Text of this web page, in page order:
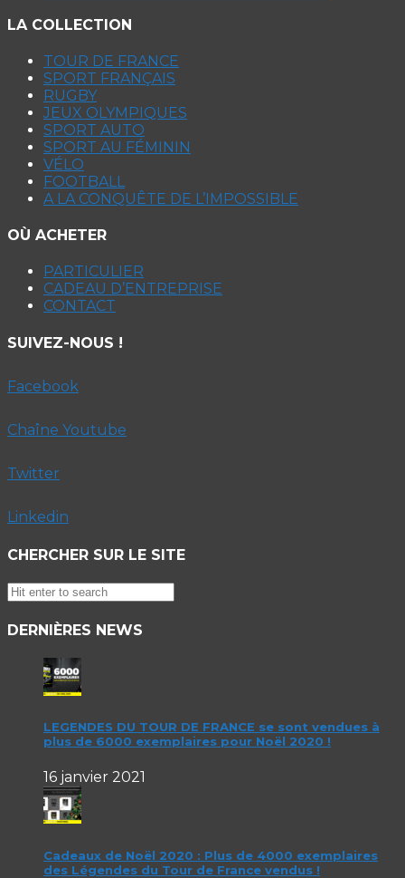
LA COLLECTION
TOUR DE FRANCE
SPORT FRANÇAIS
RUGBY
JEUX OLYMPIQUES
SPORT AUTO
SPORT AU FÉMININ
VÉLO
FOOTBALL
A LA CONQUÊTE DE L’IMPOSSIBLE
OÙ ACHETER
PARTICULIER
CADEAU D’ENTREPRISE
CONTACT
SUIVEZ-NOUS !
Facebook
Chaîne Youtube
Twitter
Linkedin
CHERCHER SUR LE SITE
DERNIÈRES NEWS
LEGENDES DU TOUR DE FRANCE se sont vendues à
plus de 6000 exemplaires pour Noël 2020 !
16 janvier 2021
Cadeaux de Noël 2020 : Plus de 4000 exemplaires
des Légendes du Tour de France vendus !